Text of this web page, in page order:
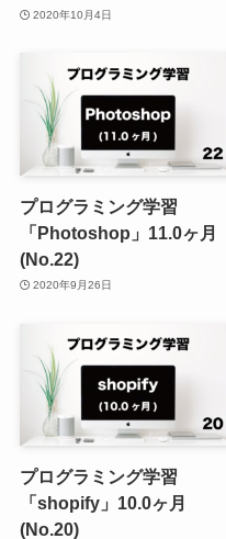
2020年10月4日
プログラミング学習
「Photoshop」11.0ヶ月
(No.22)
2020年9月26日
プログラミング学習
「shopify」10.0ヶ月
(No.20)